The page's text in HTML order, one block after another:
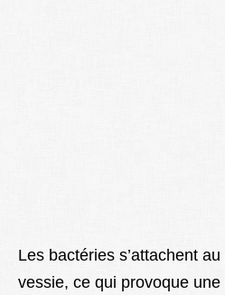
Les bactéries s’attachent
vessie, ce qui provoque